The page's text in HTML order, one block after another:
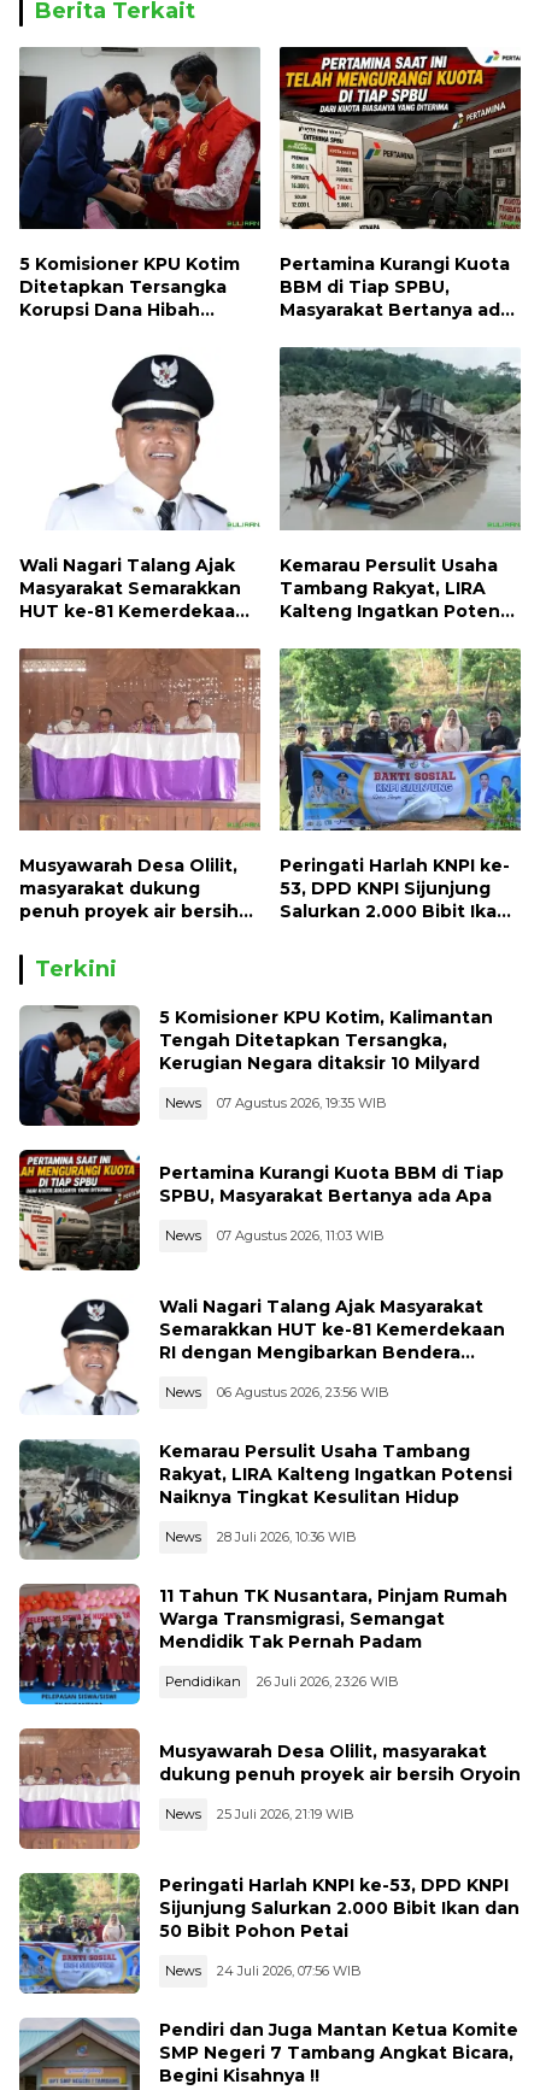
Berita Terkait
5 Komisioner KPU Kotim
Ditetapkan Tersangka
Korupsi Dana Hibah
ditaksir 10 Milyard
Pertamina Kurangi Kuota
BBM di Tiap SPBU,
Masyarakat Bertanya ada
Wali Nagari Talang Ajak
Masyarakat Semarakkan
HUT ke-81 Kemerdekaan
Bendera Merah Putih
Kemarau Persulit Usaha
Tambang Rakyat, LIRA
Kalteng Ingatkan Potensi
Hidup
Musyawarah Desa Olilit,
masyarakat dukung
penuh proyek air bersih
Peringati Harlah KNPI ke-
53, DPD KNPI Sijunjung
Salurkan 2.000 Bibit Ikan
Terkini
5 Komisioner KPU Kotim, Kalimantan
Tengah Ditetapkan Tersangka,
Kerugian Negara ditaksir 10 Milyard
News 07 Agustus 2026, 19:35 WIB
Pertamina Kurangi Kuota BBM di Tiap
SPBU, Masyarakat Bertanya ada Apa
News 07 Agustus 2026, 11:03 WIB
Wali Nagari Talang Ajak Masyarakat
Semarakkan HUT ke-81 Kemerdekaan
RI dengan Mengibarkan Bendera
News 06 Agustus 2026, 23:56 WIB
Kemarau Persulit Usaha Tambang
Rakyat, LIRA Kalteng Ingatkan Potensi
Naiknya Tingkat Kesulitan Hidup
News 28 Juli 2026, 10:36 WIB
11 Tahun TK Nusantara, Pinjam Rumah
Warga Transmigrasi, Semangat
Mendidik Tak Pernah Padam
Pendidikan 26 Juli 2026, 23:26 WIB
Musyawarah Desa Olilit, masyarakat
dukung penuh proyek air bersih Oryoin
News 25 Juli 2026, 21:19 WIB
Peringati Harlah KNPI ke-53, DPD KNPI
Sijunjung Salurkan 2.000 Bibit Ikan dan
50 Bibit Pohon Petai
News 24 Juli 2026, 07:56 WIB
Pendiri dan Juga Mantan Ketua Komite
SMP Negeri 7 Tambang Angkat Bicara,
Begini Kisahnya !!